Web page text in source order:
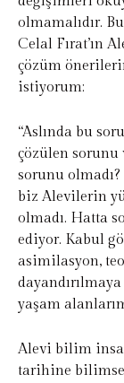
olmamalıdır.
Celal Fırat’ın
çözüm
istiyorum:
“Aslında bu
çözülen sorunu
sorunu
biz Alevilerin
olmadı. Hatta
ediyor. Kabul
asimilasyon,
yaşam
Alevi bilim
tarihine